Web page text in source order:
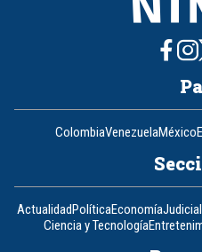
ColombiaVenezuelaMéxico
ActualidadPolíticaEconomíaJudicial
Ciencia y Tecnología